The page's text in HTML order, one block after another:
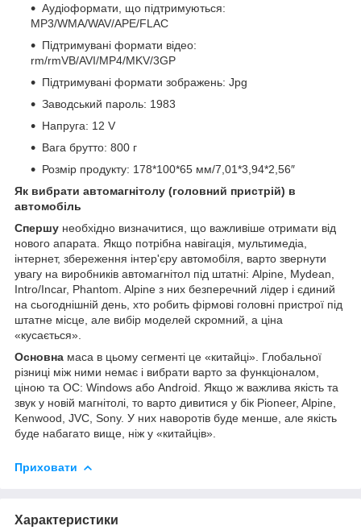
Аудіоформати, що підтримуються:
MP3/WMA/WAV/APE/FLAC
Підтримувані формати відео:
rm/rmVB/AVI/MP4/MKV/3GP
Підтримувані формати зображень: Jpg
Заводський пароль: 1983
Напруга: 12 V
Вага брутто: 800 г
Розмір продукту: 178*100*65 мм/7,01*3,94*2,56″
Як вибрати автомагнітолу (головний пристрій) в
автомобіль
Спершу необхідно визначитися, що важливіше отримати від
нового апарата. Якщо потрібна навігація, мультимедіа,
інтернет, збереження інтер'єру автомобіля, варто звернути
увагу на виробників автомагнітол під штатні: Alpine, Mydean,
Intro/Incar, Phantom. Alpine з них безперечний лідер і єдиний
на сьогоднішній день, хто робить фірмові головні пристрої під
штатне місце, але вибір моделей скромний, а ціна
«кусається».
Основна маса в цьому сегменті це «китайці». Глобальної
різниці між ними немає і вибрати варто за функціоналом,
ціною та ОС: Windows або Android. Якщо ж важлива якість та
звук у новій магнітолі, то варто дивитися у бік Pioneer, Alpine,
Kenwood, JVC, Sony. У них наворотів буде менше, але якість
буде набагато вище, ніж у «китайців».
Приховати
Характеристики